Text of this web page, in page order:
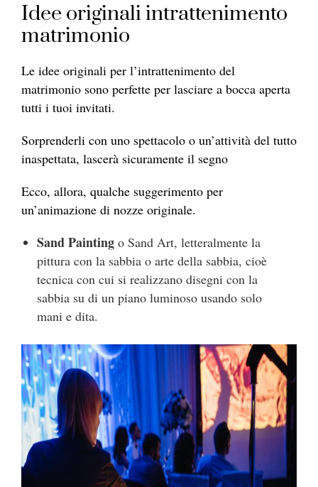
Idee originali intrattenimento
matrimonio
Le idee originali per l’intrattenimento del
matrimonio sono perfette per lasciare a bocca aperta
tutti i tuoi invitati.
Sorprenderli con uno spettacolo o un’attività del tutto
inaspettata, lascerà sicuramente il segno
Ecco, allora, qualche suggerimento per
un’animazione di nozze originale.
Sand Paintingo Sand Art, letteralmente la
pittura con la sabbia o arte della sabbia, cioè
tecnica con cui si realizzano disegni con la
sabbia su di un piano luminoso usando solo
mani e dita.